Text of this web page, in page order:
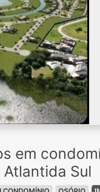
em
Sul